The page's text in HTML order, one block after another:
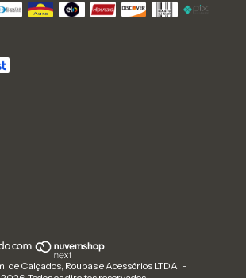
de Calçados, Roupas e Acessórios LTDA. -